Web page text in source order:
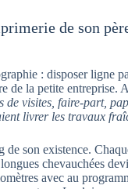
de son
: disposer ligne
de la petite
de visites, faire-part,
livrer les travaux
son existence.
chevauchées
avec au